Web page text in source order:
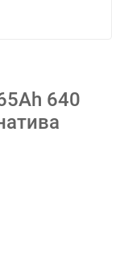
640